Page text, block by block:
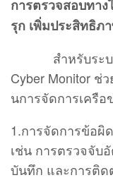
การตรวจสอบทาง
รุก เพิ่มประสิทธิภ
สำหรับระบบก
Cyber Monitor
นการจัดการเครื
1.การจัดการข้อ
เช่น การตรวจจับ
บันทึก และการติ